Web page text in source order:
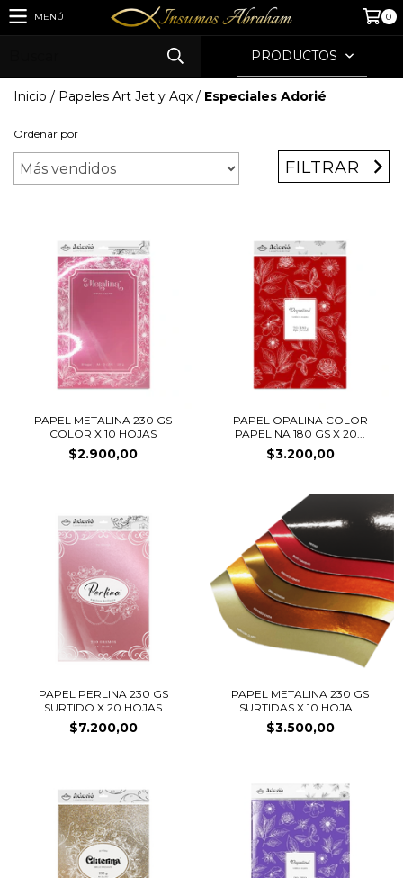
MENÚ 0
PRODUCTOS
Inicio / Papeles Art Jet y Aqx / Especiales Adorié
Ordenar por
FILTRAR
PAPEL METALINA 230 GS
COLOR X 10 HOJAS
$2.900,00
PAPEL OPALINA COLOR
PAPELINA 180 GS X 20...
$3.200,00
PAPEL PERLINA 230 GS
SURTIDO X 20 HOJAS
$7.200,00
PAPEL METALINA 230 GS
SURTIDAS X 10 HOJA...
$3.500,00